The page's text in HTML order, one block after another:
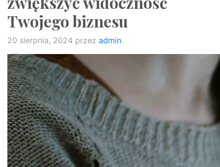
Twojego biznesu
20 sierpnia, 2024 przez admin